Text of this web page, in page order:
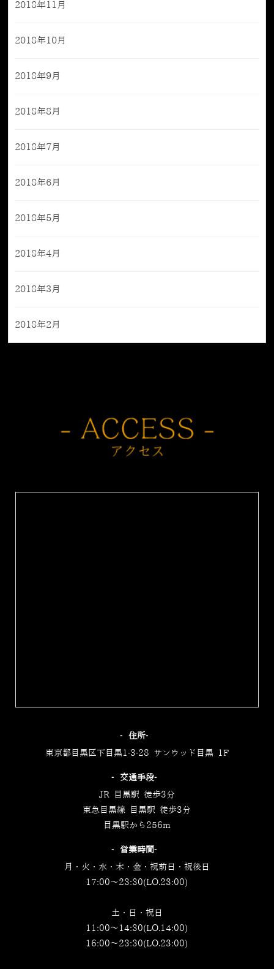
2018年11月
2018年10月
2018年9月
2018年8月
2018年7月
2018年6月
2018年5月
2018年4月
2018年3月
2018年2月
‐住所‐
東京都目黒区下目黒1-3-28 サンウッド目黒 1F
‐交通手段‐
JR 目黒駅 徒歩3分
東急目黒線 目黒駅 徒歩3分
目黒駅から256m
‐営業時間‐
月・火・水・木・金・祝前日・祝後日
17:00～23:30(LO.23:00)
土・日・祝日
11:00～14:30(LO.14:00)
16:00～23:30(LO.23:00)